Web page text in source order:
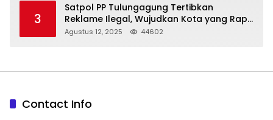
3
Satpol PP Tulungagung Tertibkan
Reklame Ilegal, Wujudkan Kota yang Rapi
dan Indah
Agustus 12, 2025 44602
Contact Info